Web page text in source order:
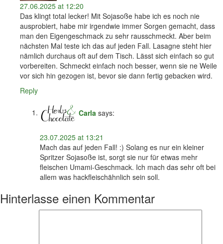
27.06.2025 at 12:20
Das klingt total lecker! Mit Sojasoße habe ich es noch nie
ausprobiert, habe mir irgendwie immer Sorgen gemacht, dass
man den Eigengeschmack zu sehr rausschmeckt. Aber beim
nächsten Mal teste ich das auf jeden Fall. Lasagne steht hier
nämlich durchaus oft auf dem Tisch. Lässt sich einfach so gut
vorbereiten. Schmeckt einfach noch besser, wenn sie ne Weile
vor sich hin gezogen ist, bevor sie dann fertig gebacken wird.
Reply
Carla says:
23.07.2025 at 13:21
Mach das auf jeden Fall! :) Solang es nur ein kleiner
Spritzer Sojasoße ist, sorgt sie nur für etwas mehr
fleischen Umami-Geschmack. Ich mach das sehr oft bei
allem was hackfleischähnlich sein soll.
Hinterlasse einen Kommentar